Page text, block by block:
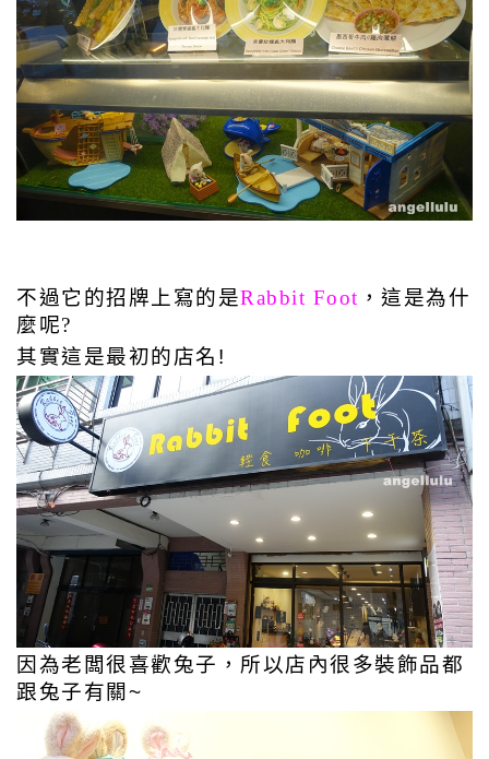
不過它的招牌上寫的是Rabbit Foot ，這是為什
麼呢?
其實這是最初的店名!
因為老闆很喜歡兔子，所以店內很多裝飾品都
跟兔子有關~